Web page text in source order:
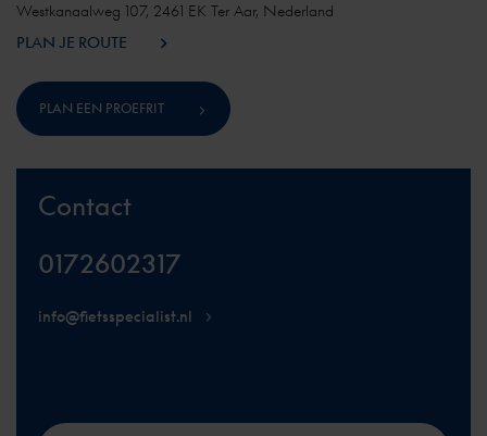
Westkanaalweg 107, 2461 EK Ter Aar, Nederland
PLAN JE ROUTE
PLAN EEN PROEFRIT
Contact
0172602317
info@fietsspecialist.nl